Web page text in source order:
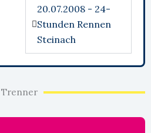
20.07.2008 - 24-
Stunden Rennen
Steinach
Trenner